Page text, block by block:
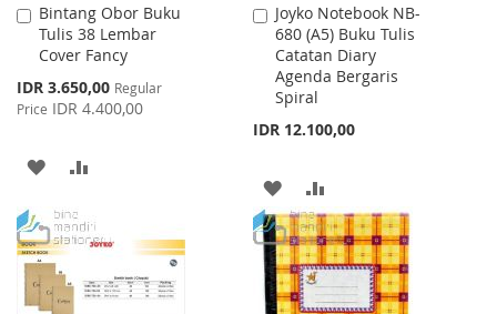
Bintang Obor Buku
Tulis 38 Lembar
Cover Fancy
Special
Price
IDR 3.650,00 Regular
Price IDR 4.400,00
Add
to
Cart
ADD
WISH
LIST
COMPARE
Joyko Notebook NB-
680 (A5) Buku Tulis
Catatan Diary
Agenda Bergaris
Spiral
IDR 12.100,00
Add
to
Cart
ADD
TO
WISH
LIST
TO
COMPARE